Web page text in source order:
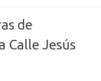
de
Calle Jesús